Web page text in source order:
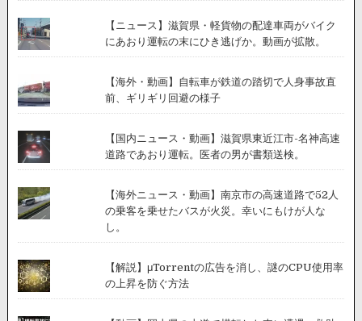
【ニュース】滋賀県・軽貨物の配達車両がバイク
にあおり運転の末にひき逃げか。動画が拡散。
【海外・動画】自転車が鉄道の踏切で人身事故直
前、ギリギリ回避の様子
【国内ニュース・動画】滋賀県東近江市-名神高速
道路であおり運転。医者の男が書類送検。
【海外ニュース・動画】南京市の高速道路で52人
の乗客を乗せたバスが火災。幸いにもけが人な
し。
【解説】μTorrentの広告を消し、謎のCPU使用率
の上昇を防ぐ方法